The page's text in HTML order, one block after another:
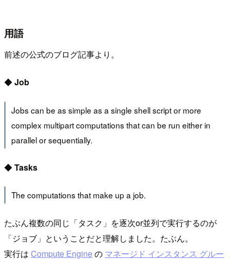
用語
前述の公式のブログ記事より。
◆Job
Jobs can be as simple as a single shell script or more
complex multipart computations that can be run either in
parallel or sequentially.
◆Tasks
The computations that make up a job.
たぶん複数の同じ「タスク」を逐次or並列で実行するのが
「ジョブ」ということだと理解しました。たぶん。
実行は Compute Engineの マネージド インスタンス グルー